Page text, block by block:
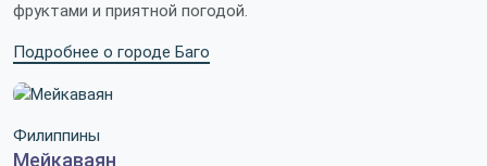
фруктами и приятной погодой.
Подробнее о городе Баго
Филиппины
Мейкаваян